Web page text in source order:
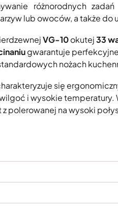
różnorodnych
lub owoców, a także do
VG-10okutej33
gwarantuje
nożach
się
i wysokie temperatury.
polerowanej na wysoki